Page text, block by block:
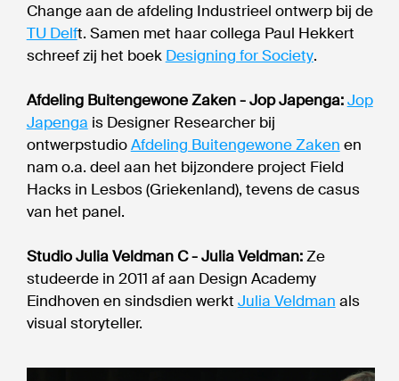
Change aan de afdeling Industrieel ontwerp bij de
TU Delft. Samen met haar collega Paul Hekkert
schreef zij het boek Designing for Society.
Afdeling Buitengewone Zaken - Jop Japenga:Jop
Japenga is Designer Researcher bij
ontwerpstudioAfdeling Buitengewone Zaken en
nam o.a. deel aan het bijzondere project Field
Hacks in Lesbos (Griekenland), tevens de casus
van het panel.
Studio Julia Veldman C - Julia Veldman:Ze
studeerde in 2011 af aan Design Academy
Eindhoven en sindsdien werkt Julia Veldman als
visual storyteller.